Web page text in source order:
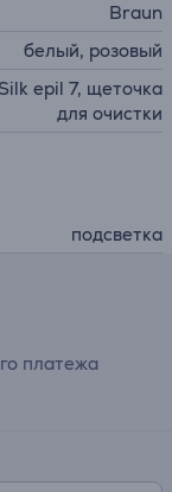
Braun
белый, розовый
epil 7, щеточка
для очистки
подсветка
платежа